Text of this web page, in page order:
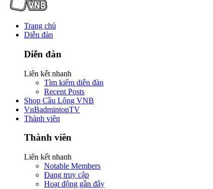
Trang chủ
Diễn đàn
Diễn đàn
Liên kết nhanh
Tìm kiếm diễn đàn
Recent Posts
Shop Cầu Lông VNB
VnBadmintonTV
Thành viên
Thành viên
Liên kết nhanh
Notable Members
Đang truy cập
Hoạt động gần đây